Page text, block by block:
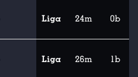
Liga 24m 0b
Liga 26m 1b